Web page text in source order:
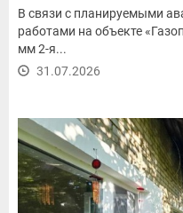
В связи с планируемыми
работами на объекте
мм 2-я...
31.07.2026